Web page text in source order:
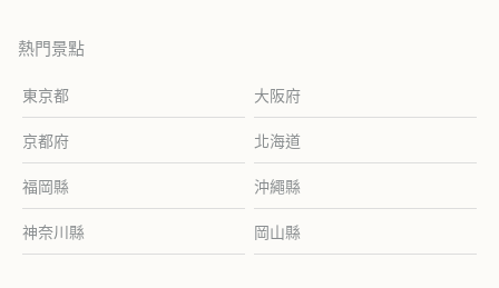
熱門景點
東京都 大阪府
京都府 北海道
福岡縣 沖繩縣
神奈川縣 岡山縣